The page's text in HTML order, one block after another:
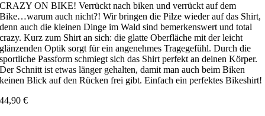
CRAZY ON BIKE! Verrückt nach biken und verrückt auf dem
Bike…warum auch nicht?! Wir bringen die Pilze wieder auf das Shirt,
denn auch die kleinen Dinge im Wald sind bemerkenswert und total
crazy. Kurz zum Shirt an sich: die glatte Oberfläche mit der leicht
glänzenden Optik sorgt für ein angenehmes Tragegefühl. Durch die
sportliche Passform schmiegt sich das Shirt perfekt an deinen Körper.
Der Schnitt ist etwas länger gehalten, damit man auch beim Biken
keinen Blick auf den Rücken frei gibt. Einfach ein perfektes Bikeshirt!
44,90€